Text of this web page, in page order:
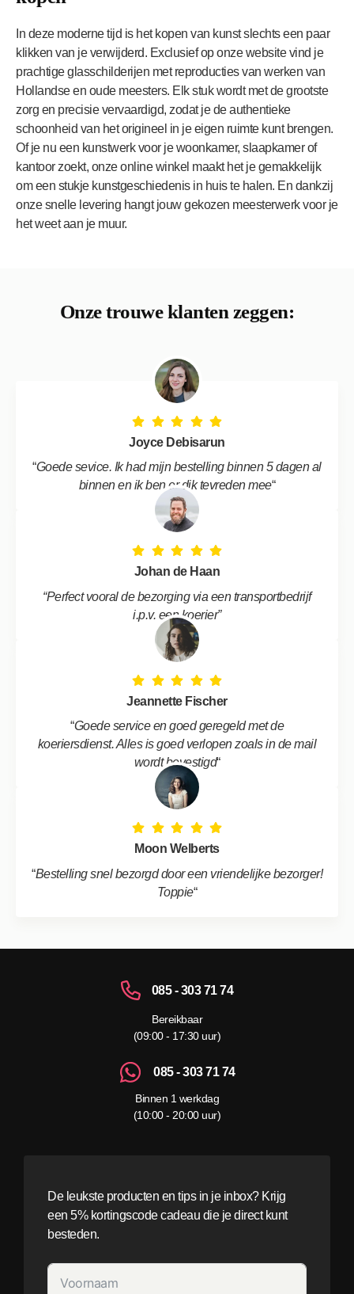
In deze moderne tijd is het kopen van kunst slechts een paar
klikken van je verwijderd. Exclusief op onze website vind je
prachtige glasschilderijen met reproducties van werken van
Hollandse en oude meesters. Elk stuk wordt met de grootste
zorg en precisie vervaardigd, zodat je de authentieke
schoonheid van het origineel in je eigen ruimte kunt brengen.
Of je nu een kunstwerk voor je woonkamer, slaapkamer of
kantoor zoekt, onze online winkel maakt het je gemakkelijk
om een stukje kunstgeschiedenis in huis te halen. En dankzij
onze snelle levering hangt jouw gekozen meesterwerk voor je
het weet aan je muur.
Onze trouwe klanten zeggen:
Joyce Debisarun
“Goede sevice. Ik had mijn bestelling binnen 5 dagen al
binnen en ik ben er dik tevreden mee“
Johan de Haan
“Perfect vooral de bezorging via een transportbedrijf
i.p.v. een koerier”
Jeannette Fischer
“Goede service en goed geregeld met de
koeriersdienst. Alles is goed verlopen zoals in de mail
wordt bevestigd“
Moon Welberts
“Bestelling snel bezorgd door een vriendelijke bezorger!
Toppie“
085 - 303 71 74
Bereikbaar
(09:00 - 17:30 uur)
085 - 303 71 74
Binnen 1 werkdag
(10:00 - 20:00 uur)
De leukste producten en tips in je inbox? Krijg
een 5% kortingscode cadeau die je direct kunt
besteden.